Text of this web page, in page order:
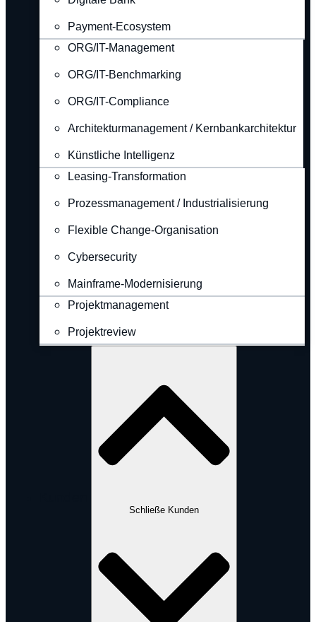
Payment-Ecosystem
ORG/IT-Management
ORG/IT-Benchmarking
ORG/IT-Compliance
Architekturmanagement / Kernbankarchitektur
Künstliche Intelligenz
Leasing-Transformation
Prozessmanagement / Industrialisierung
Flexible Change-Organisation
Cybersecurity
Mainframe-Modernisierung
Projektmanagement
Projektreview
Schließe Kunden